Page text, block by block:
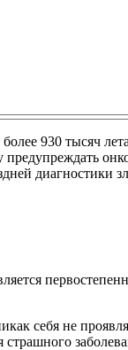
930 тысяч
диагностики
себя не